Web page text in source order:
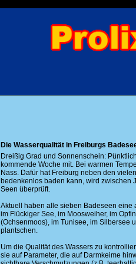
Die Wasserqualität in Freiburgs
Dreißig Grad und Sonnenschein:
kommende Woche mit. Bei warmen
Nass. Dafür hat Freiburg neben den
bedenkenlos baden kann, wird zwischen
Seen überprüft.
Aktuell haben alle sieben Badeseen
im Flückiger See, im Moosweiher, im
(Ochsenmoos), im Tunisee, im Silbersee
plantschen.
Um die Qualität des Wassers zu
sie auf Parameter, die auf Darmkeime